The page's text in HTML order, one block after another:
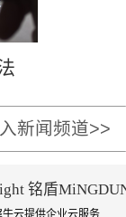
新闻频道>>
铭盾
牛云提供企业云服务